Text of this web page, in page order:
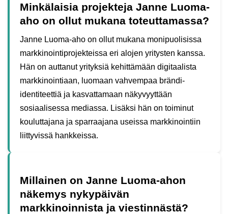
Minkälaisia projekteja Janne Luoma-
aho on ollut mukana toteuttamassa?
Janne Luoma-aho on ollut mukana monipuolisissa
markkinointiprojekteissa eri alojen yritysten kanssa.
Hän on auttanut yrityksiä kehittämään digitaalista
markkinointiaan, luomaan vahvempaa brändi-
identiteettiä ja kasvattamaan näkyvyyttään
sosiaalisessa mediassa. Lisäksi hän on toiminut
kouluttajana ja sparraajana useissa markkinointiin
liittyvissä hankkeissa.
Millainen on Janne Luoma-ahon
näkemys nykypäivän
markkinoinnista ja viestinnästä?